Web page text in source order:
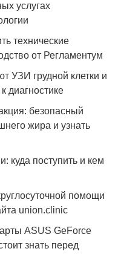
услугах
технические
от Регламентум
УЗИ грудной клетки и
диагностике
безопасный
жира и узнать
куда поступить и кем
помощи
union.clinic
ASUS GeForce
знать перед